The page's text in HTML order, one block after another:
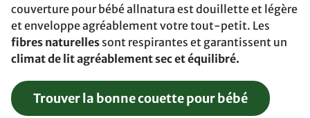
couverture pour bébé allnatura est douillette et légère
et enveloppe agréablement votre tout-petit. Les
fibres naturelles sont respirantes et garantissent un
climat de lit agréablement sec et équilibré.
Trouver la bonne couette pour bébé